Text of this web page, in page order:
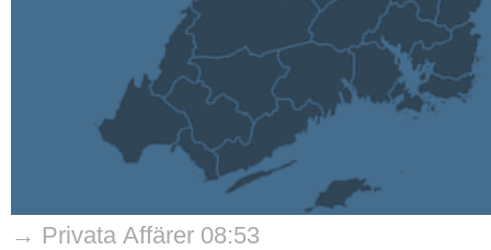
→ Privata Affärer 08:53